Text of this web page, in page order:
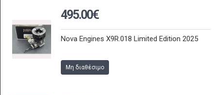
495.00€
Nova Engines X9R.018 Limited Edition 2025
Μη διαθέσιμο